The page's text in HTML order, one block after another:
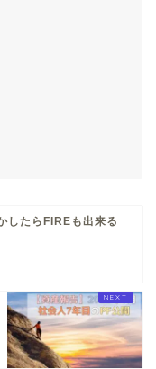
したらFIREも出来る